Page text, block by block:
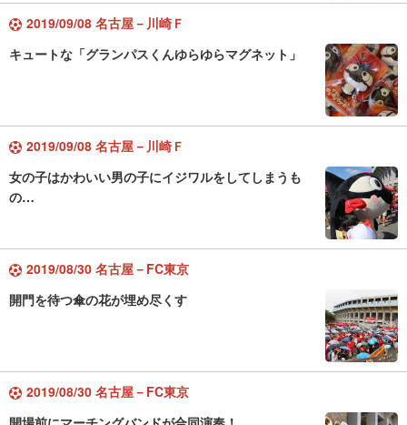
2019/09/08 名古屋－川崎Ｆ
キュートな「グランパスくんゆらゆらマグネット」
2019/09/08 名古屋－川崎Ｆ
女の子はかわいい男の子にイジワルをしてしまうも
の…
2019/08/30 名古屋－FC東京
開門を待つ傘の花が埋め尽くす
2019/08/30 名古屋－FC東京